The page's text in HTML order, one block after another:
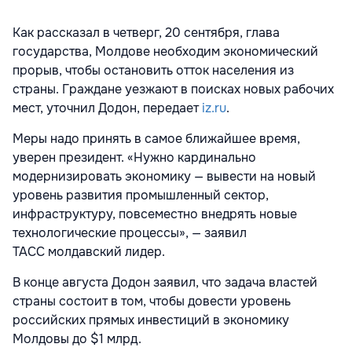
Как рассказал в четверг, 20 сентября, глава
государства, Молдове необходим экономический
прорыв, чтобы остановить отток населения из
страны. Граждане уезжают в поисках новых рабочих
мест, уточнил Додон, передаетiz.ru.
Меры надо принять в самое ближайшее время,
уверен президент. «Нужно кардинально
модернизировать экономику — вывести на новый
уровень развития промышленный сектор,
инфраструктуру, повсеместно внедрять новые
технологические процессы», — заявил
ТАСС молдавский лидер.
В конце августа Додон заявил, что задача властей
страны состоит в том, чтобы довести уровень
российских прямых инвестиций в экономику
Молдовы до $1 млрд.